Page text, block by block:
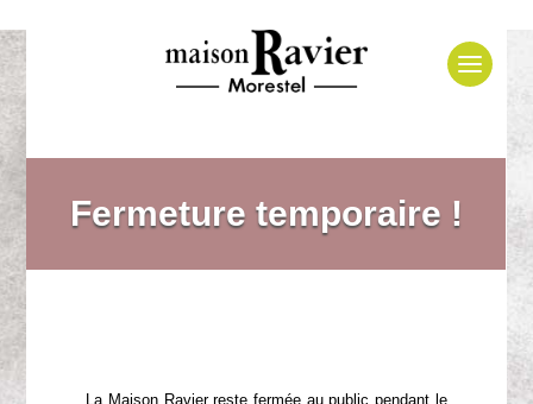
Fermeture temporaire !
La Maison Ravier reste fermée au public pendant le